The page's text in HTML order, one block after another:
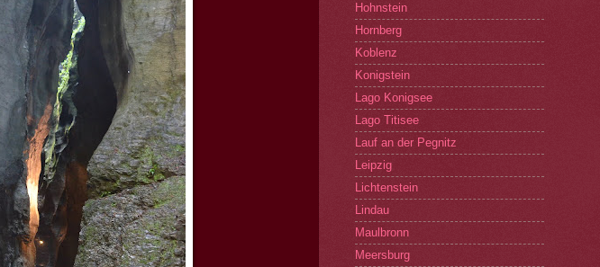
Hohnstein
Hornberg
Koblenz
Konigstein
Lago Konigsee
Lago Titisee
Lauf an der Pegnitz
Leipzig
Lichtenstein
Lindau
Maulbronn
Meersburg